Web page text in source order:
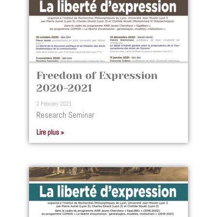
Freedom of Expression
2020-2021
2 February 2021
Research Seminar
Lire plus »